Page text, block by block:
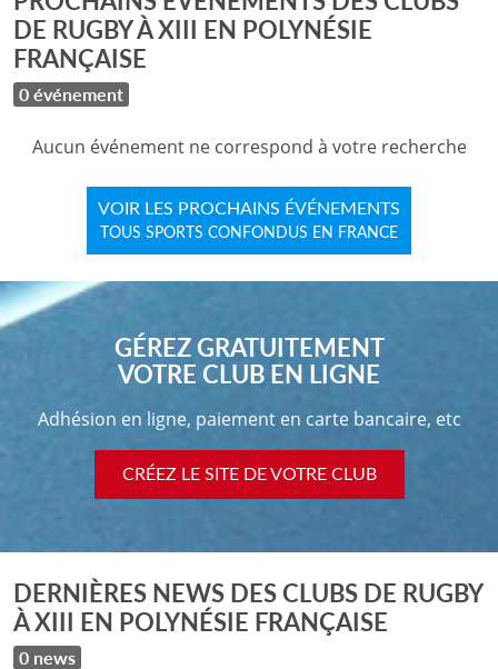
DE RUGBY À XIII EN POLYNÉSIE
FRANÇAISE
0 événement
Aucun événement ne correspond à votre recherche
VOIR LES PROCHAINS ÉVÉNEMENTS
TOUS SPORTS CONFONDUS EN FRANCE
GÉREZ GRATUITEMENT
VOTRE CLUB EN LIGNE
Adhésion en ligne, paiement en carte bancaire, etc
CRÉEZ LE SITE DE VOTRE CLUB
DERNIÈRES NEWS DES CLUBS DE RUGBY
À XIII EN POLYNÉSIE FRANÇAISE
0 news